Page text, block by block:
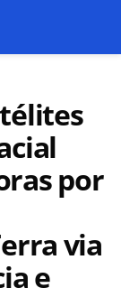
por
via
e